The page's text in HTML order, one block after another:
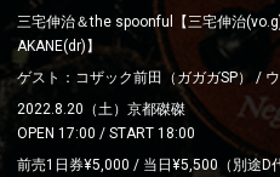
三宅伸治＆the spoonful【三宅伸治
AKANE(dr)】
ゲスト：コザック前田（ガガガSP） /
2022.8.20（土）京都磔磔
OPEN 17:00 / START 18:00
前売1日券¥5,000 / 当日¥5,500（別途D